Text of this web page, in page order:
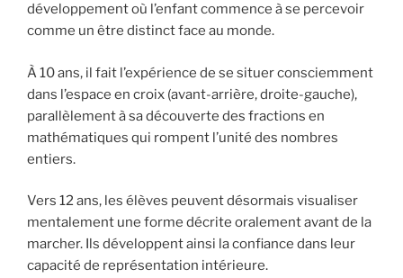
développement où l’enfant commence à se percevoir
comme un être distinct face au monde.
À 10 ans, il fait l’expérience de se situer consciemment
dans l’espace en croix (avant-arrière, droite-gauche),
parallèlement à sa découverte des fractions en
mathématiques qui rompent l’unité des nombres
entiers.
Vers 12 ans, les élèves peuvent désormais visualiser
mentalement une forme décrite oralement avant de la
marcher. Ils développent ainsi la confiance dans leur
capacité de représentation intérieure.